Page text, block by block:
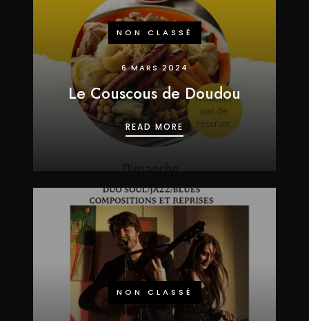
NON CLASSÉ
6 MARS 2024
Le Couscous de Doudou
READ MORE LE COUSCOUS DE
NON CLASSÉ